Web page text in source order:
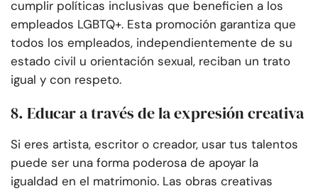
cumplir políticas inclusivas que beneficien a los
empleados LGBTQ+. Esta promoción garantiza que
todos los empleados, independientemente de su
estado civil u orientación sexual, reciban un trato
igual y con respeto.
8. Educar a través de la expresión creativa
Si eres artista, escritor o creador, usar tus talentos
puede ser una forma poderosa de apoyar la
igualdad en el matrimonio. Las obras creativas